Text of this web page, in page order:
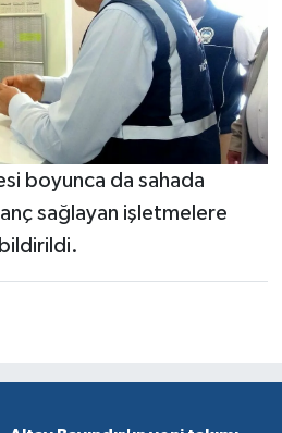
boyunca da sahada
sağlayan işletmelere